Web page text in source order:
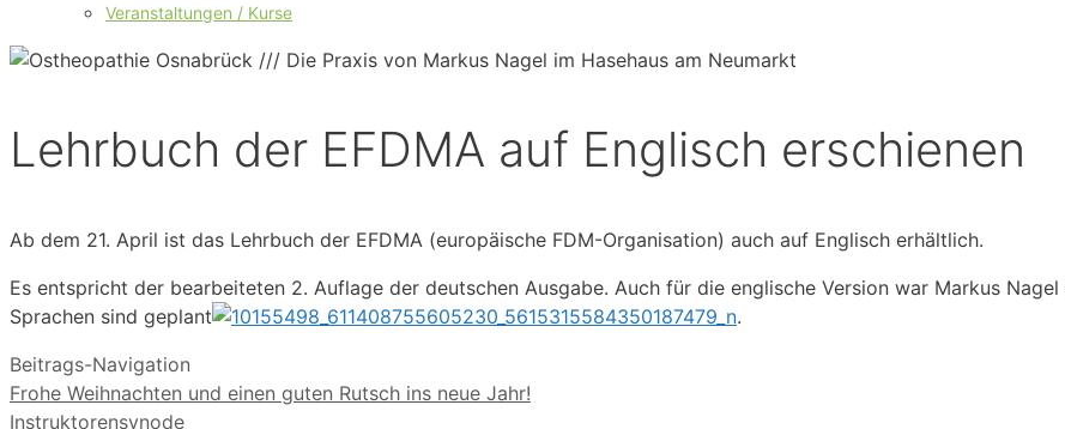
Veranstaltungen / Kurse
Lehrbuch der EFDMA auf Englisch erschienen
Ab dem 21. April ist das Lehrbuch der EFDMA (europäische FDM-Organisation) auch auf Englisch erhältlich.
Es entspricht der bearbeiteten 2. Auflage der deutschen Ausgabe. Auch für die englische Version war Markus
Sprachen sind geplant
.
Beitrags-Navigation
Frohe Weihnachten und einen guten Rutsch ins neue Jahr!
Instruktorensynode